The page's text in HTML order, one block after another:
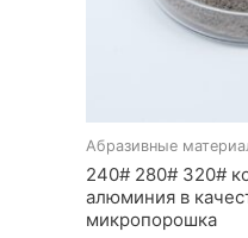
Абразивные
240# 280# 320#
алюминия в
микропорошка